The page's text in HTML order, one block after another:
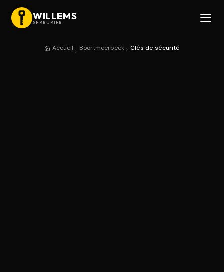
WILLEMS
SERRURIER
Accueil Boortmeerbeek Clés de sécurité